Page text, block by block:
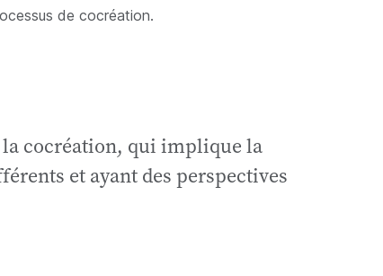
de cocréation.
cocréation, qui implique la
et ayant des perspectives